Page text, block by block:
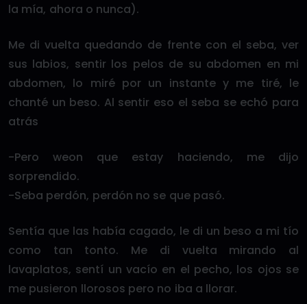
la mía, ahora o nunca).
Me di vuelta quedando de frente con el seba, ver
sus labios, sentir los pelos de su abdomen en mi
abdomen, lo miré por un instante y me tiré, le
chanté un beso. Al sentir eso el seba se echó para
atrás
-Pero weon que estay haciendo, me dijo
sorprendido.
-Seba perdón, perdón no se que pasó.
Sentía que las había cagado, le di un beso a mi tío
como tan tonto. Me di vuelta mirando al
lavaplatos, sentí un vacío en el pecho, los ojos se
me pusieron llorosos pero no iba a llorar.